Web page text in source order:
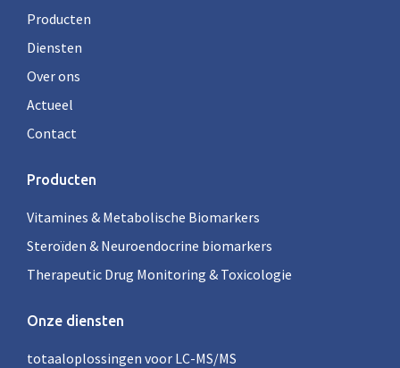
Producten
Diensten
Over ons
Actueel
Contact
Producten
Vitamines & Metabolische Biomarkers
Steroïden & Neuroendocrine biomarkers
Therapeutic Drug Monitoring & Toxicologie
Onze diensten
totaaloplossingen voor LC-MS/MS